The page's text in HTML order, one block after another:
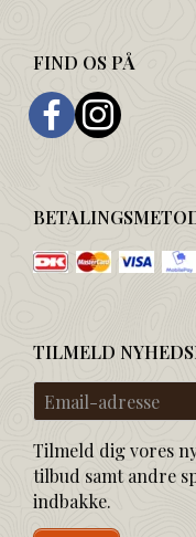
FIND OS PÅ
TILMELD
Email-
adresse
Tilmeld dig vores
tilbud samt andre
indbakke.